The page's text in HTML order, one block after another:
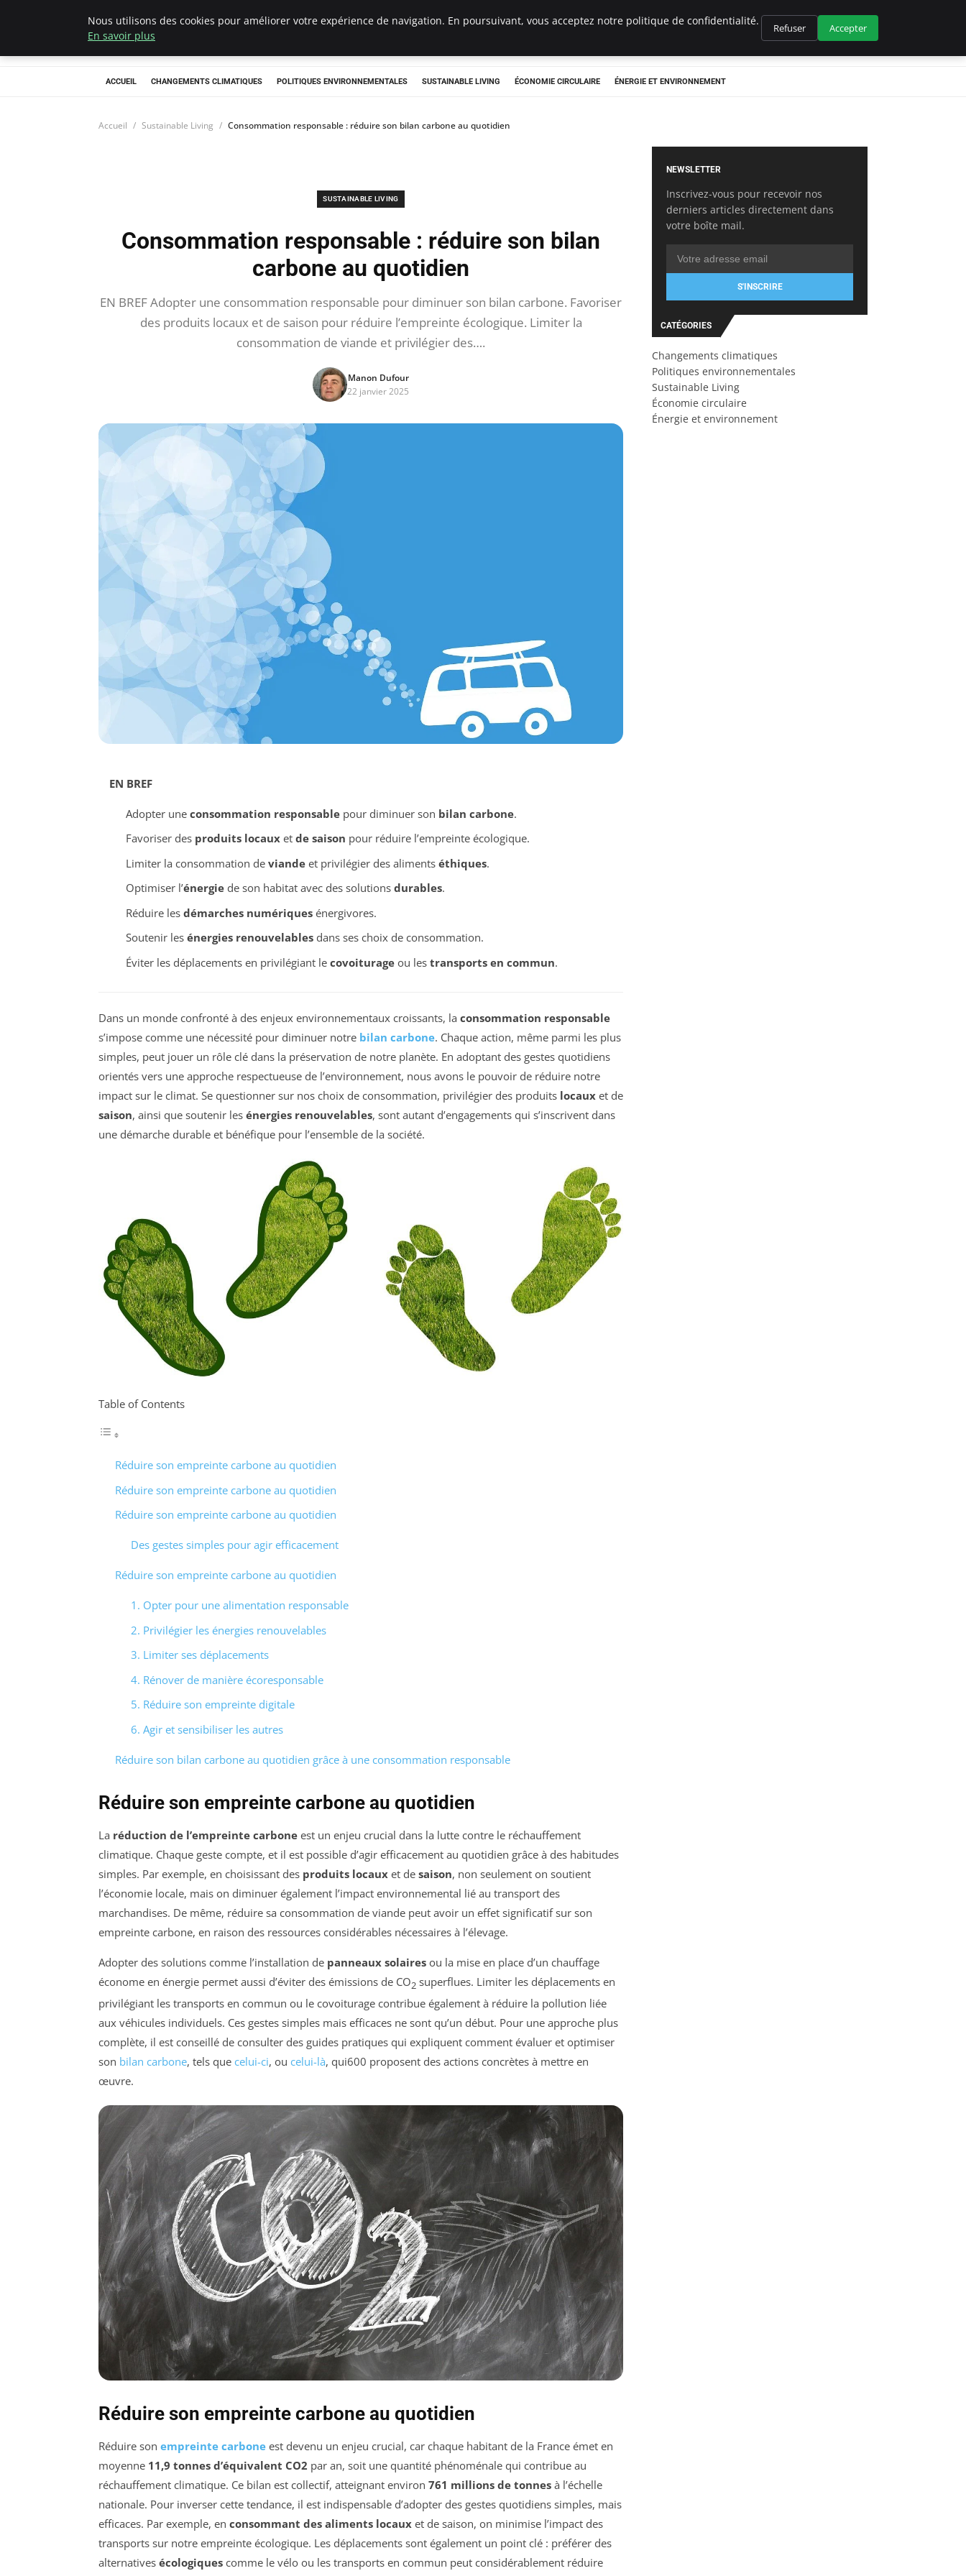
Climategatecountryclub.com
ACCUEIL CHANGEMENTS CLIMATIQUES POLITIQUES ENVIRONNEMENTALES SUSTAINABLE LIVING ÉCONOMIE CIRCULAIRE ÉNERGIE ET ENVIRONNEMENT
Accueil Sustainable Living Consommation responsable : réduire son bilan carbone au quotidien
SUSTAINABLE LIVING
Consommation responsable : réduire son bilan
carbone au quotidien
EN BREF Adopter une consommation responsable pour diminuer son bilan carbone. Favoriser
des produits locaux et de saison pour réduire l’empreinte écologique. Limiter la
consommation de viande et privilégier des….
Manon Dufour
22 janvier 2025
EN BREF
Adopter une consommation responsablepour diminuer son bilan carbone.
Favoriser des produits locauxet de saison pour réduire l’empreinte écologique.
Limiter la consommation de viandeet privilégier des aliments éthiques.
Optimiser l’énergiede son habitat avec des solutions durables.
Réduire les démarches numériquesénergivores.
Soutenir les énergies renouvelablesdans ses choix de consommation.
Éviter les déplacements en privilégiant le covoiturageou les transports en commun.
Dans un monde confronté à des enjeux environnementaux croissants, la consommation responsable
s’impose comme une nécessité pour diminuer notre bilan carbone. Chaque action, même parmi les plus
simples, peut jouer un rôle clé dans la préservation de notre planète. En adoptant des gestes quotidiens
orientés vers une approche respectueuse de l’environnement, nous avons le pouvoir de réduire notre
impact sur le climat. Se questionner sur nos choix de consommation, privilégier des produits locaux et de
saison, ainsi que soutenir les énergies renouvelables, sont autant d’engagements qui s’inscrivent dans
une démarche durable et bénéfique pour l’ensemble de la société.
Table of Contents
Réduire son empreinte carbone au quotidien
Réduire son empreinte carbone au quotidien
Réduire son empreinte carbone au quotidien
Des gestes simples pour agir efficacement
Réduire son empreinte carbone au quotidien
1. Opter pour une alimentation responsable
2. Privilégier les énergies renouvelables
3. Limiter ses déplacements
4. Rénover de manière écoresponsable
5. Réduire son empreinte digitale
6. Agir et sensibiliser les autres
Réduire son bilan carbone au quotidien grâce à une consommation responsable
Réduire son empreinte carbone au quotidien
La réduction de l’empreinte carbone est un enjeu crucial dans la lutte contre le réchauffement
climatique. Chaque geste compte, et il est possible d’agir efficacement au quotidien grâce à des habitudes
simples. Par exemple, en choisissant des produits locaux et de saison, non seulement on soutient
l’économie locale, mais on diminuer également l’impact environnemental lié au transport des
marchandises. De même, réduire sa consommation de viande peut avoir un effet significatif sur son
empreinte carbone, en raison des ressources considérables nécessaires à l’élevage.
Adopter des solutions comme l’installation de panneaux solaires ou la mise en place d’un chauffage
économe en énergie permet aussi d’éviter des émissions de CO2 superflues. Limiter les déplacements en
privilégiant les transports en commun ou le covoiturage contribue également à réduire la pollution liée
aux véhicules individuels. Ces gestes simples mais efficaces ne sont qu’un début. Pour une approche plus
complète, il est conseillé de consulter des guides pratiques qui expliquent comment évaluer et optimiser
son bilan carbone, tels que celui-ci, ou celui-là, qui600 proposent des actions concrètes à mettre en
œuvre.
Réduire son empreinte carbone au quotidien
Réduire son empreinte carbone est devenu un enjeu crucial, car chaque habitant de la France émet en
moyenne 11,9 tonnes d’équivalent CO2 par an, soit une quantité phénoménale qui contribue au
réchauffement climatique. Ce bilan est collectif, atteignant environ 761 millions de tonnes à l’échelle
nationale. Pour inverser cette tendance, il est indispensable d’adopter des gestes quotidiens simples, mais
efficaces. Par exemple, en consommant des aliments locaux et de saison, on minimise l’impact des
transports sur notre empreinte écologique. Les déplacements sont également un point clé : préférer des
alternatives écologiques comme le vélo ou les transports en commun peut considérablement réduire
NEWSLETTER
Inscrivez-vous pour recevoir nos
derniers articles directement dans
votre boîte mail.
S'INSCRIRE
CATÉGORIES
Changements climatiques
Politiques environnementales
Sustainable Living
Économie circulaire
Énergie et environnement
Nous utilisons des cookies pour améliorer votre expérience de navigation. En poursuivant, vous acceptez notre politique de confidentialité.
En savoir plus
Refuser Accepter